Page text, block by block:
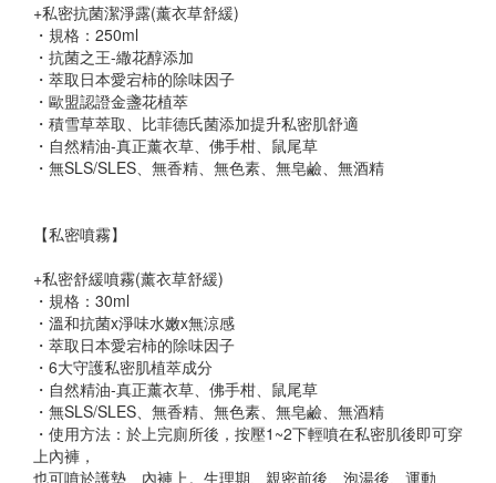
+私密抗菌潔淨露(薰衣草舒緩)
・規格：250ml
・抗菌之王-繖花醇添加
・萃取日本愛宕柿的除味因子
・歐盟認證金盞花植萃
・積雪草萃取、比菲德氏菌添加提升私密肌舒適
・自然精油-真正薰衣草、佛手柑、鼠尾草
・無SLS/SLES、無香精、無色素、無皂鹼、無酒精
【私密噴霧】
+私密舒緩噴霧(薰衣草舒緩)
・規格：30ml
・溫和抗菌x淨味水嫩x無涼感
・萃取日本愛宕柿的除味因子
・6大守護私密肌植萃成分
・自然精油-真正薰衣草、佛手柑、鼠尾草
・無SLS/SLES、無香精、無色素、無皂鹼、無酒精
・使用方法：於上完廁所後，按壓1~2下輕噴在私密肌後即可穿
上內褲，
也可噴於護墊、內褲上。生理期、親密前後、泡湯後、運動